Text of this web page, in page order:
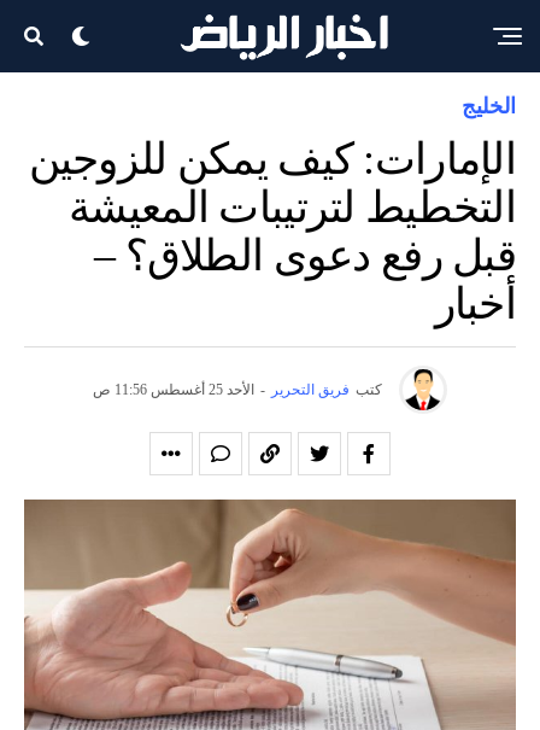
الخليج
الإمارات: كيف يمكن للزوجين
التخطيط لترتيبات المعيشة
قبل رفع دعوى الطلاق؟ –
أخبار
كتب فريق التحرير - الأحد 25 أغسطس 11:56 ص